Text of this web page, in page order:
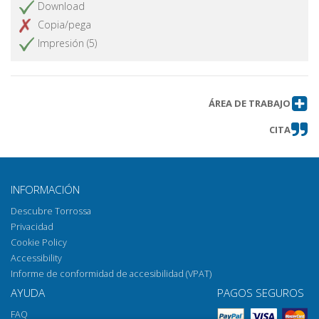
Download
Copia/pega
Impresión (5)
ÁREA DE TRABAJO
CITA
INFORMACIÓN
Descubre Torrossa
Privacidad
Cookie Policy
Accessibility
Informe de conformidad de accesibilidad (VPAT)
AYUDA
FAQ
PAGOS SEGUROS